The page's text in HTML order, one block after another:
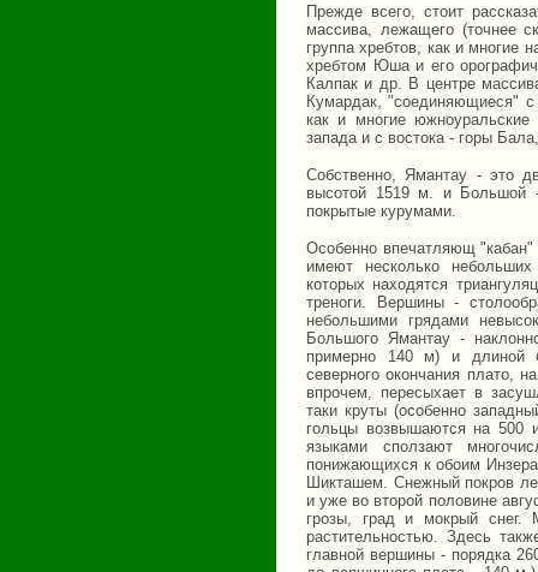
Прежде всего, стоит
массива, лежащего (точнее
группа хребтов, как и
хребтом Юша и его
Калпак и др. В центре
Кумардак, "соединяющиеся"
как и многие
запада и с востока - горы
Собственно, Ямантау - это
высотой 1519 м. и Большой
покрытые курумами.
Особенно впечатляющ
имеют несколько
которых находятся
треноги. Вершины -
небольшими грядами
Большого Ямантау -
примерно 140 м) и длиной
северного окончания плато,
впрочем, пересыхает в
таки круты (особенно
гольцы возвышаются на 500
языками сползают
понижающихся к обоим
Шикташем. Снежный покров
и уже во второй половине
грозы, град и мокрый снег.
растительностью. Здесь
главной вершины - порядка